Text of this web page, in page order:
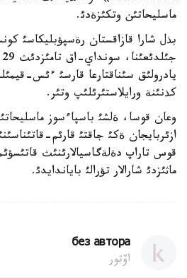
ماسليحاتئن وتكئزةدئ.
يادرولئق سئناقتارعا قارسئ ءئس-
كذنئنة ورايلاستئرئلئپ وتئر.
وعان قوسا، ةلشئ باسپاءسوز
ازئربايجان ةكئ جاقتئ قارئم-
قوس تاراپ دةلةگاسيالارئنئث
ماثئزدئ شارالار تؤرالئ باياندايدئ.
без автора
اۆتور